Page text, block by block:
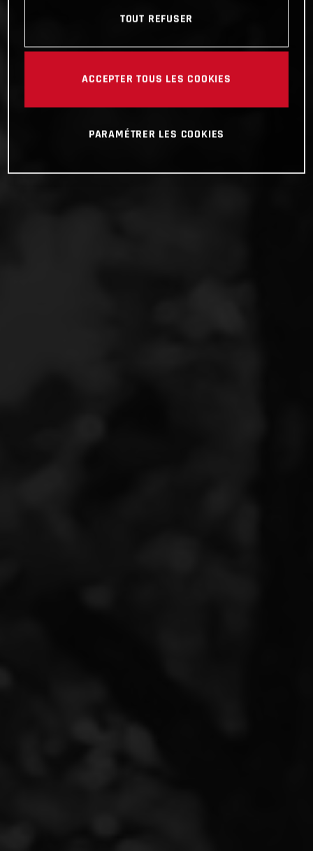
TOUT REFUSER
ACCEPTER TOUS LES COOKIES
PARAMÉTRER LES COOKIES